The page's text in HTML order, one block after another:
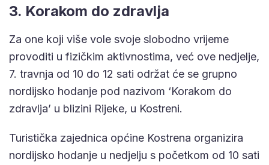
3. Korakom do zdravlja
Za one koji više vole svoje slobodno vrijeme
provoditi u fizičkim aktivnostima, već ove nedjelje,
7. travnja od 10 do 12 sati održat će se grupno
nordijsko hodanje pod nazivom ‘Korakom do
zdravlja’ u blizini Rijeke, u Kostreni.
Turistička zajednica općine Kostrena organizira
nordijsko hodanje u nedjelju s početkom od 10 sati